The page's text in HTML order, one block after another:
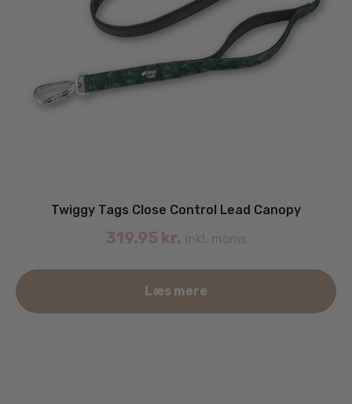
Twiggy Tags Close Control Lead Canopy
319.95 kr. inkl. moms
Læs mere